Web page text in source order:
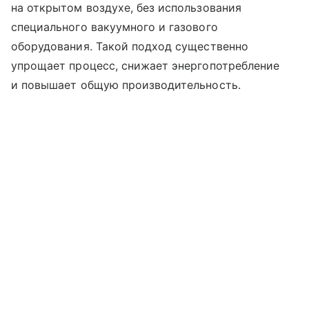
на открытом воздухе, без использования
специального вакуумного и газового
оборудования. Такой подход существенно
упрощает процесс, снижает энергопотребление
и повышает общую производительность.